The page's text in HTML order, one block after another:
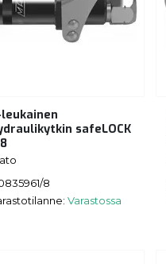
safeLOCK
8
Varastossa